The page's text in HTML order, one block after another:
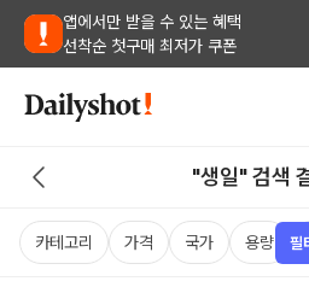
앱에서만 받을 수 있는 혜택
선착순 첫구매 최저가 쿠폰
"생일" 검색
카테고리 가격 국가 용량 필